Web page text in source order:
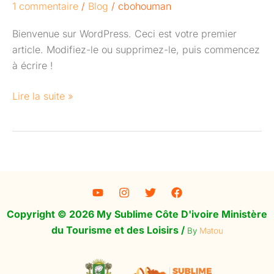
1 commentaire / Blog / cbohouman
Bienvenue sur WordPress. Ceci est votre premier
article. Modifiez-le ou supprimez-le, puis commencez
à écrire !
Lire la suite »
Copyright © 2026 My Sublime Côte D'ivoire Ministère
du Tourisme et des Loisirs / By Matou